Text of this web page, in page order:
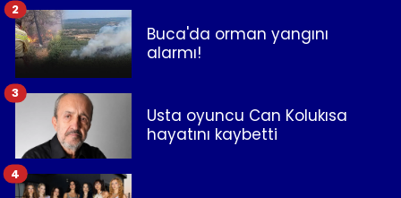
Buca'da orman yangını
alarmı!
2
Usta oyuncu Can Kolukısa
hayatını kaybetti
3
4